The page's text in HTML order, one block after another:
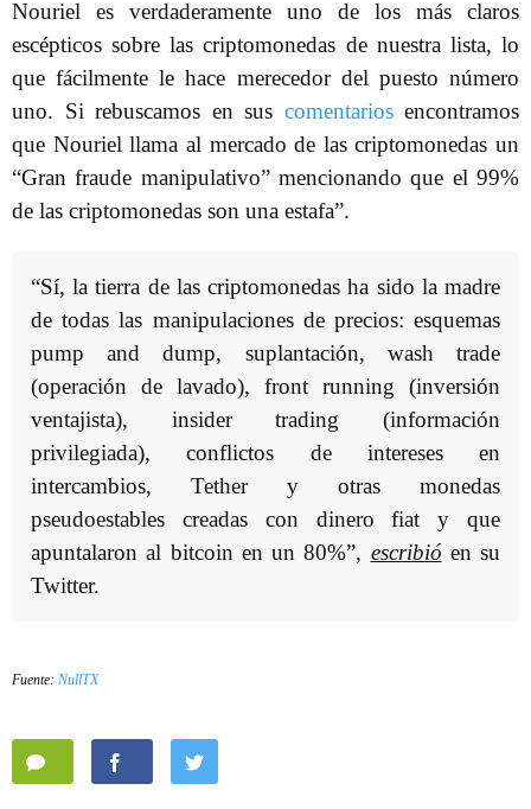
Nouriel es verdaderamente uno de los más claros
escépticos sobre las criptomonedas de nuestra lista, lo
que fácilmente le hace merecedor del puesto número
uno. Si rebuscamos en sus comentariosencontramos
que Nouriel llama al mercado de las criptomonedas un
“Gran fraude manipulativo” mencionando que el 99%
de las criptomonedas son una estafa”.
“Sí, la tierra de las criptomonedas ha sido la madre
de todas las manipulaciones de precios: esquemas
pump and dump, suplantación, wash trade
(operación de lavado), front running (inversión
ventajista), insider trading (información
privilegiada), conflictos de intereses en
intercambios, Tether y otras monedas
pseudoestables creadas con dinero fiat y que
apuntalaron al bitcoin en un 80%”, escribió en su
Twitter.
Fuente: NullTX